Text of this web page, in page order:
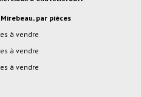
par pièces
à vendre
à vendre
à vendre